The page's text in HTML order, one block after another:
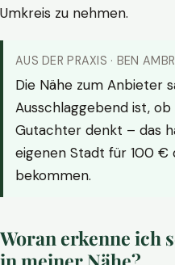
Umkreis zu nehmen.
AUS DER PRAXIS · BEN
Die Nähe zum Anbieter
Ausschlaggebend ist,
Gutachter denkt – das
eigenen Stadt für 100 €
bekommen.
Woran erkenne ich